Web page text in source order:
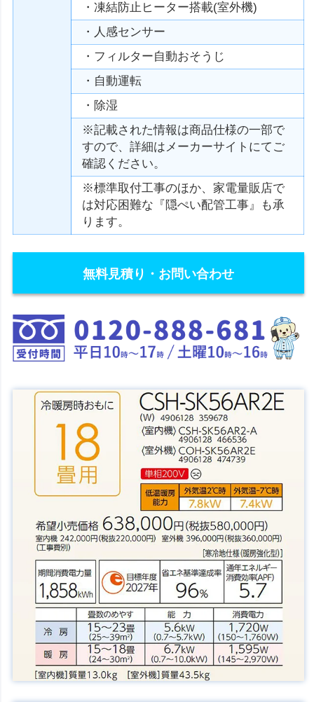
・凍結防止ヒーター搭載(室外機)
・人感センサー
・フィルター自動おそうじ
・自動運転
・除湿
※記載された情報は商品仕様の一部で
すので、詳細はメーカーサイトにてご
確認ください。
※標準取付工事のほか、家電量販店で
は対応困難な『隠ぺい配管工事』も承
ります。
無料見積り・お問い合わせ